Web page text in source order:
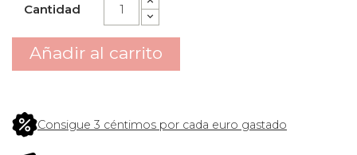
Cantidad
Añadir al carrito
Consigue 3 céntimos por cada euro gastado